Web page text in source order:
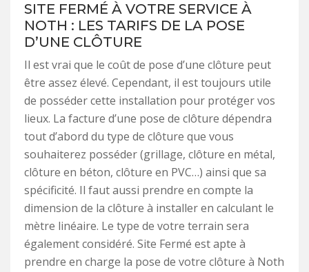
SITE FERMÉ À VOTRE SERVICE À
NOTH : LES TARIFS DE LA POSE
D’UNE CLÔTURE
Il est vrai que le coût de pose d’une clôture peut
être assez élevé. Cependant, il est toujours utile
de posséder cette installation pour protéger vos
lieux. La facture d’une pose de clôture dépendra
tout d’abord du type de clôture que vous
souhaiterez posséder (grillage, clôture en métal,
clôture en béton, clôture en PVC…) ainsi que sa
spécificité. Il faut aussi prendre en compte la
dimension de la clôture à installer en calculant le
mètre linéaire. Le type de votre terrain sera
également considéré. Site Fermé est apte à
prendre en charge la pose de votre clôture à Noth